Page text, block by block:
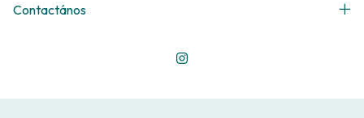
Contactános